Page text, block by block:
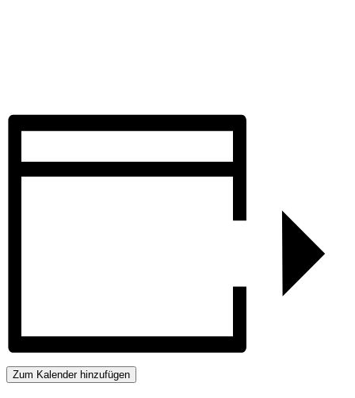
Zum Kalender hinzufügen